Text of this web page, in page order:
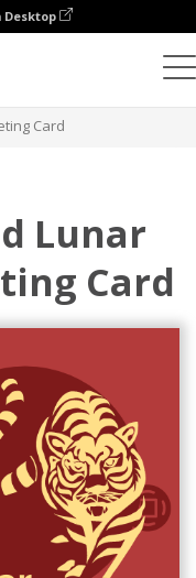
Card
Lunar
Card